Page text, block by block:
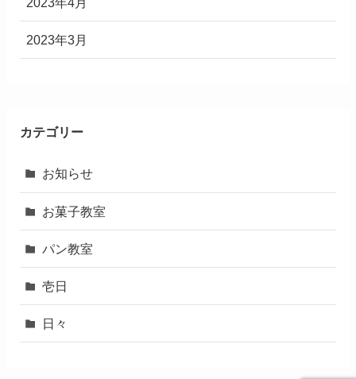
2023年3月
カテゴリー
お知らせ
お菓子教室
パン教室
壱日
日々